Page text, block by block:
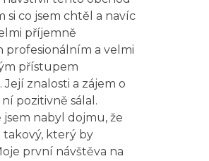
si co jsem chtěl a navíc
příjemně
profesionálním a velmi
přístupem
Její znalosti a zájem o
pozitivně sálal.
jsem nabyl dojmu, že
takový, který by
první návštěva na